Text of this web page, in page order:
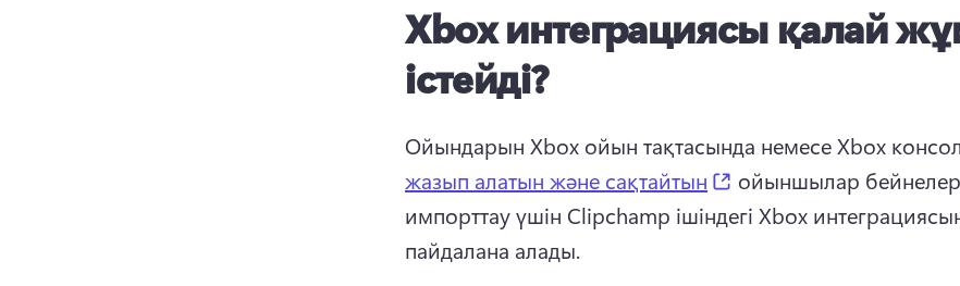
Xbox интеграциясы қалай
істейді?
Ойындарын Xbox ойын тақтасында немесе Xbox
жазып алатын және сақтайтын
(opens in a new tab)
ойыншылар
импорттау үшін Clipchamp ішіндегі Xbox
пайдалана алады.